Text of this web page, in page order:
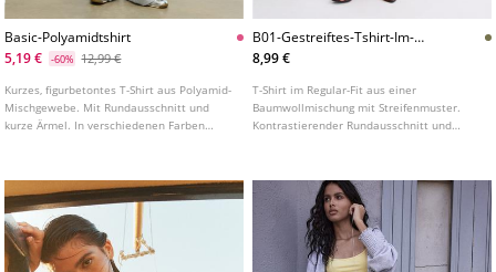
Basic-Polyamidtshirt
5,19 €
-60% 12,99 €
Kurzes, figurbetontes T-Shirt aus Polyamid-
Mischgewebe. Mit Rundausschnitt und
kurze Ärmel. In verschiedenen Farben
B01-Gestreiftes-Tshirt-Im-
Regularfit
8,99 €
T-Shirt im Regular-Fit aus einer
Baumwollmischung mit Streifenmuster.
Kontrastierender Rundausschnitt und